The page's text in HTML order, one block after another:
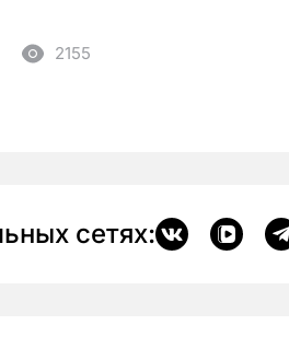
2155
сетях: